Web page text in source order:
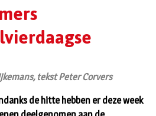
tekst Peter Corvers
de hitte hebben er deze week